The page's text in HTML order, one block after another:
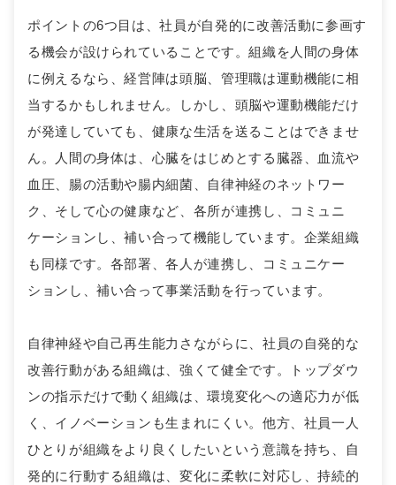
ポイントの6つ目は、社員が自発的に改善活動に参画す
る機会が設けられていることです。組織を人間の身体
に例えるなら、経営陣は頭脳、管理職は運動機能に相
当するかもしれません。しかし、頭脳や運動機能だけ
が発達していても、健康な生活を送ることはできませ
ん。人間の身体は、心臓をはじめとする臓器、血流や
血圧、腸の活動や腸内細菌、自律神経のネットワー
ク、そして心の健康など、各所が連携し、コミュニ
ケーションし、補い合って機能しています。企業組織
も同様です。各部署、各人が連携し、コミュニケー
ションし、補い合って事業活動を行っています。
自律神経や自己再生能力さながらに、社員の自発的な
改善行動がある組織は、強くて健全です。トップダウ
ンの指示だけで動く組織は、環境変化への適応力が低
く、イノベーションも生まれにくい。他方、社員一人
ひとりが組織をより良くしたいという意識を持ち、自
発的に行動する組織は、変化に柔軟に対応し、持続的